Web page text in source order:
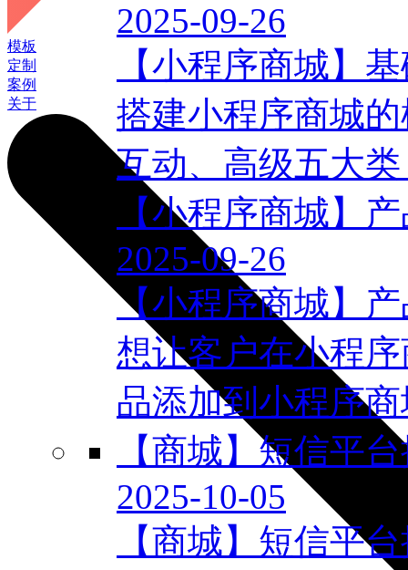
模板
定制
案例
关于
2025-09-26
【小程序商城】
搭建小程序商城
互动、高级五大
【小程序商城】
2025-09-26
【小程序商城】
想让客户在小程
品添加到小程序
【商城】短信平
2025-10-05
【商城】短信平